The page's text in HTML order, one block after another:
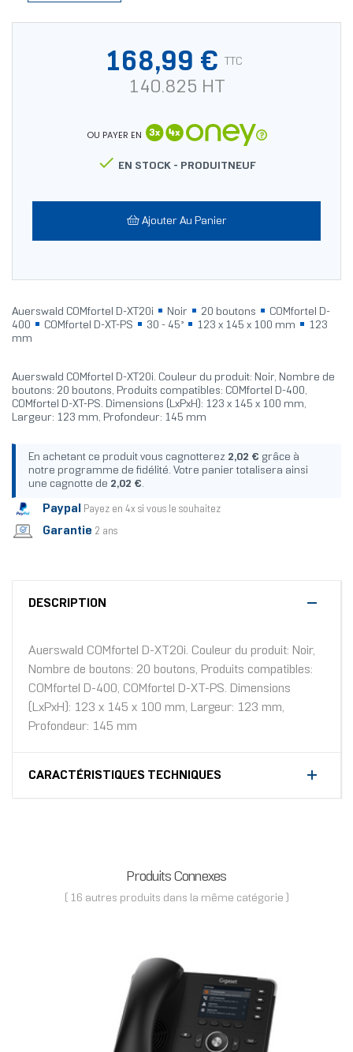
168,99 € TTC
140.825 HT
OU PAYER EN
 EN STOCK - PRODUITNEUF
Ajouter Au Panier
Auerswald COMfortel D-XT20i Noir 20 boutons
COMfortel D-
400
COMfortel D-XT-PS 30 - 45° 123 x 145 x 100 mm
123
mm
Auerswald COMfortel D-XT20i. Couleur du produit: Noir, Nombre de
boutons: 20 boutons, Produits compatibles: COMfortel D-400,
COMfortel D-XT-PS. Dimensions (LxPxH): 123 x 145 x 100 mm,
Largeur: 123 mm, Profondeur: 145 mm
En achetant ce produit vous cagnotterez 2,02 € grâce à
notre programme de fidélité. Votre panier totalisera ainsi
une cagnotte de 2,02 €.
Paypal Payez en 4x si vous le souhaitez
Garantie 2 ans
DESCRIPTION
Auerswald COMfortel D-XT20i. Couleur du produit: Noir,
Nombre de boutons: 20 boutons, Produits compatibles:
COMfortel D-400, COMfortel D-XT-PS. Dimensions
(LxPxH): 123 x 145 x 100 mm, Largeur: 123 mm,
Profondeur: 145 mm
CARACTÉRISTIQUES TECHNIQUES
Produits Connexes
( 16 autres produits dans la même catégorie )